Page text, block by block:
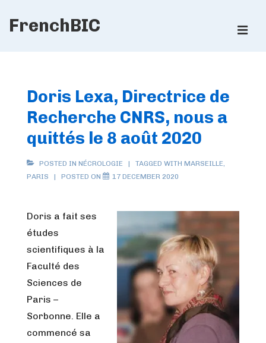
SkipFrenchBIC
Doris Lexa, Directrice de
Recherche CNRS, nous a
quittés le 8 août 2020
POSTED IN NÉCROLOGIE TAGGED WITH MARSEILLE,
PARIS
POSTED ON 17 DECEMBER 2020
Doris a fait ses
études
scientifiques à la
Faculté des
Sciences de
Paris –
Sorbonne. Elle a
commencé sa